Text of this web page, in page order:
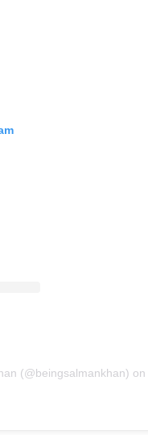
(@beingsalmankhan) on